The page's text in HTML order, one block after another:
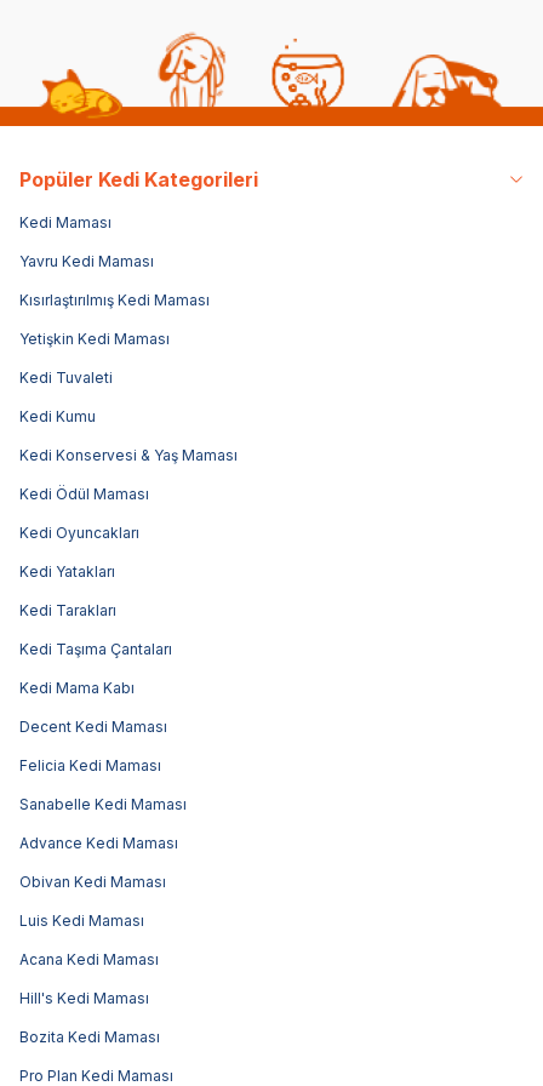
Popüler Kedi Kategorileri
Kedi Maması
Yavru Kedi Maması
Kısırlaştırılmış Kedi Maması
Yetişkin Kedi Maması
Kedi Tuvaleti
Kedi Kumu
Kedi Konservesi & Yaş Maması
Kedi Ödül Maması
Kedi Oyuncakları
Kedi Yatakları
Kedi Tarakları
Kedi Taşıma Çantaları
Kedi Mama Kabı
Decent Kedi Maması
Felicia Kedi Maması
Sanabelle Kedi Maması
Advance Kedi Maması
Obivan Kedi Maması
Luis Kedi Maması
Acana Kedi Maması
Hill's Kedi Maması
Bozita Kedi Maması
Pro Plan Kedi Maması